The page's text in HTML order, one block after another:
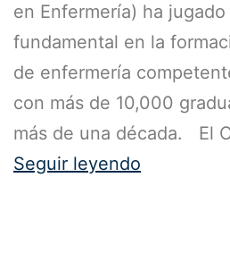
en Enfermería) ha
fundamental en la
de enfermería
con más de 10,000
más de una década. El
Seguir leyendo